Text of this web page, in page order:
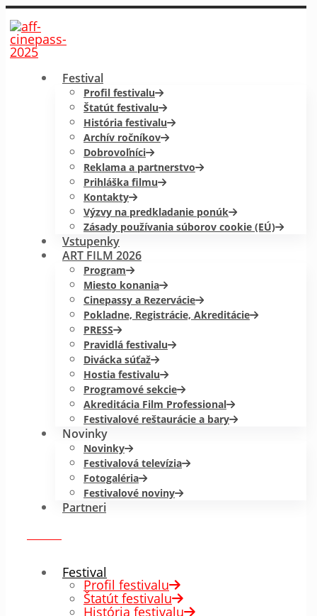
Festival
Profil festivalu
Štatút festivalu
História festivalu
Archív ročníkov
Dobrovoľníci
Reklama a partnerstvo
Prihláška filmu
Kontakty
Výzvy na predkladanie ponúk
Zásady používania súborov cookie (EÚ)
Vstupenky
ART FILM 2026
Program
Miesto konania
Cinepassy a Rezervácie
Pokladne, Registrácie, Akreditácie
PRESS
Pravidlá festivalu
Divácka súťaž
Hostia festivalu
Programové sekcie
Akreditácia Film Professional
Festivalové reštaurácie a bary
Novinky
Novinky
Festivalová televízia
Fotogaléria
Festivalové noviny
Partneri
Festival
Profil festivalu
Štatút festivalu
História festivalu